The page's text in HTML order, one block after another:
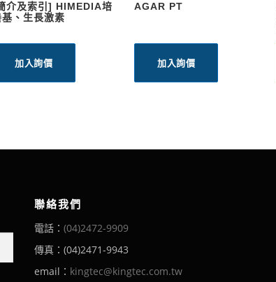
介及索引] HIMEDIA培
基、生長激素
加入詢價
AGAR PT
加入詢價
聯絡我們
電話： (04)2472-9909
傳真：(04)2471-9943
email： kingtec@kingtec.com.tw